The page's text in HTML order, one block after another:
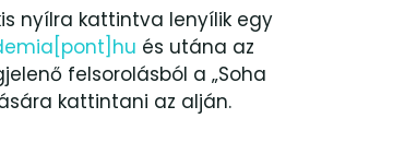
nyílra kattintva lenyílik egy
és utána az
felsorolásból a „Soha
kattintani az alján.